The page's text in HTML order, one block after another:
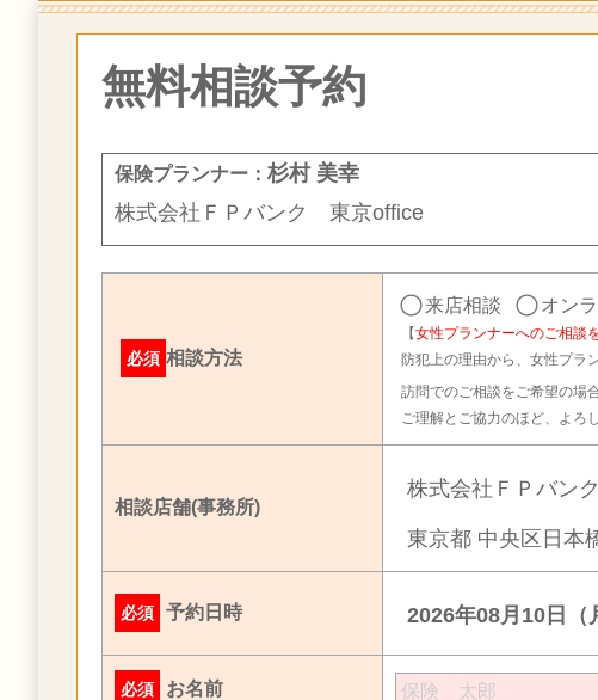
無料相談予約
保険プランナー： 杉村 美幸
株式会社ＦＰバンク 東京office
必須 相談方法
来店相談 オン
【女性プランナーへのご相談
防犯上の理由から、女性プラ
訪問でのご相談をご希望の場
ご理解とご協力のほど、よろ
相談店舗(事務所)
株式会社ＦＰバン
東京都 中央区日本
必須 予約日時 2026年08月10日（
必須 お名前